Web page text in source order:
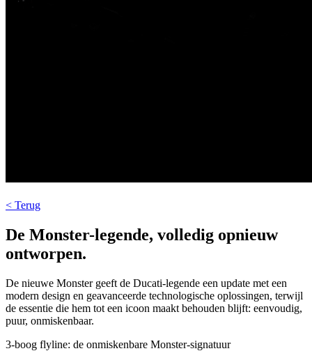
< Terug
De Monster-legende, volledig opnieuw
ontworpen.
De nieuwe Monster geeft de Ducati-legende een update met een
modern design en geavanceerde technologische oplossingen, terwijl
de essentie die hem tot een icoon maakt behouden blijft: eenvoudig,
puur, onmiskenbaar.
3-boog flyline: de onmiskenbare Monster-signatuur